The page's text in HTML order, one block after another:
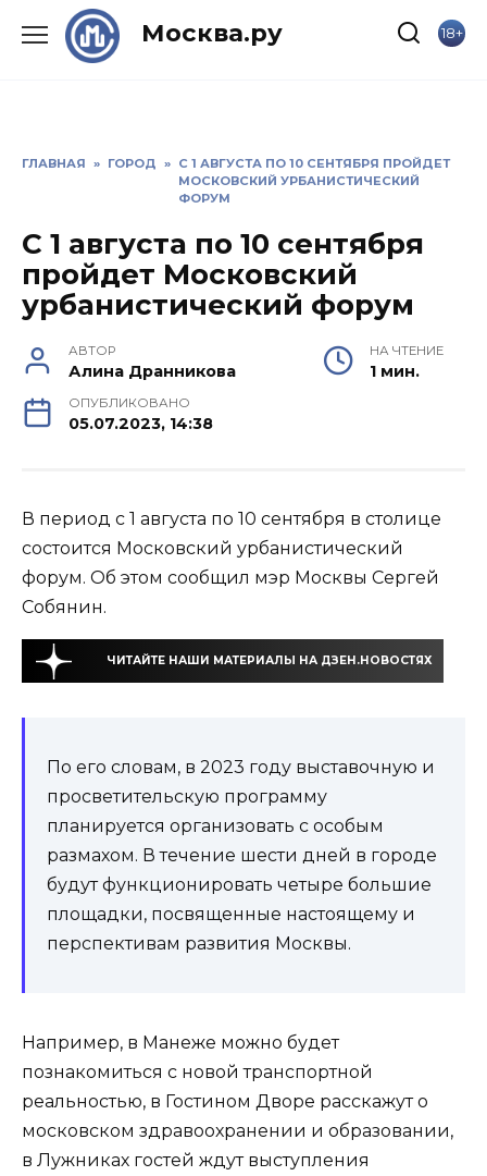
Москва.ру 18+
ГЛАВНАЯ » ГОРОД » С 1 АВГУСТА ПО 10 СЕНТЯБРЯ ПРОЙДЕТ
МОСКОВСКИЙ УРБАНИСТИЧЕСКИЙ
ФОРУМ
С 1 августа по 10 сентября
пройдет Московский
урбанистический форум
АВТОР
Алина Дранникова
НА ЧТЕНИЕ
1 мин.
ОПУБЛИКОВАНО
05.07.2023, 14:38
В период с 1 августа по 10 сентября в столице
состоится Московский урбанистический
форум. Об этом сообщил мэр Москвы Сергей
Собянин.
ЧИТАЙТЕ НАШИ МАТЕРИАЛЫ НА ДЗЕН.НОВОСТЯХ
По его словам, в 2023 году выставочную и
просветительскую программу
планируется организовать с особым
размахом. В течение шести дней в городе
будут функционировать четыре большие
площадки, посвященные настоящему и
перспективам развития Москвы.
Например, в Манеже можно будет
познакомиться с новой транспортной
реальностью, в Гостином Дворе расскажут о
московском здравоохранении и образовании,
в Лужниках гостей ждут выступления